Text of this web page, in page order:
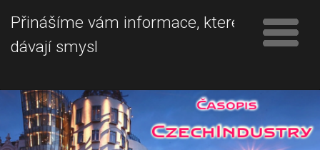
Přinášíme vám informace, které
dávají smysl